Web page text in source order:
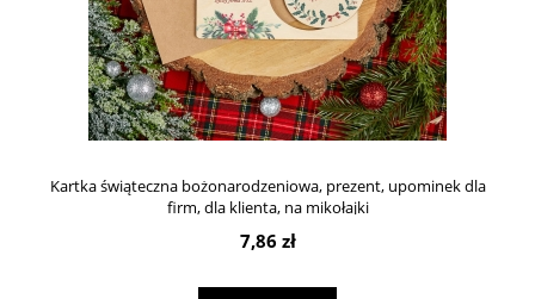
Kartka świąteczna bożonarodzeniowa, prezent, upominek dla
firm, dla klienta, na mikołajki
7,86 zł